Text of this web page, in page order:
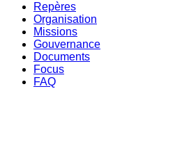
Repères
Organisation
Missions
Gouvernance
Documents
Focus
FAQ